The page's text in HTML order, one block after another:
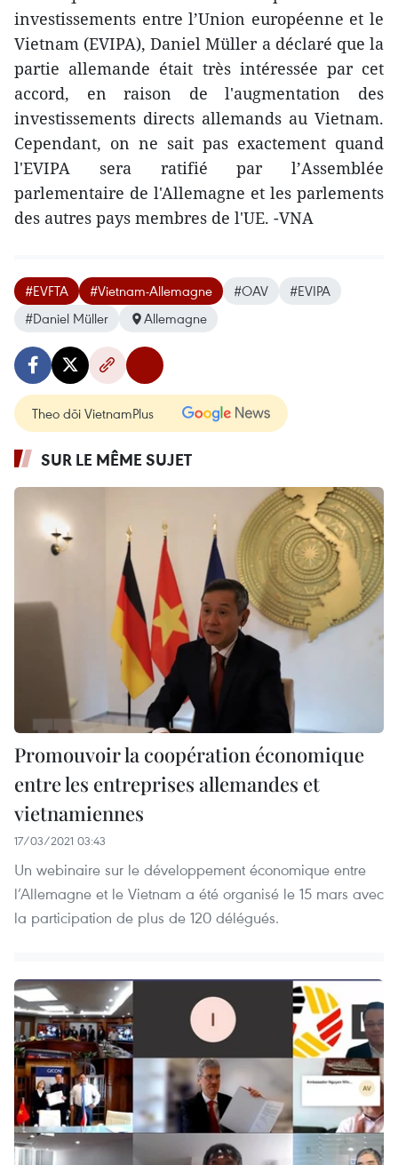
investissements entre l’Union européenne et le
Vietnam (EVIPA), Daniel Müller a déclaré que la
partie allemande était très intéressée par cet
accord, en raison de l'augmentation des
investissements directs allemands au Vietnam.
Cependant, on ne sait pas exactement quand
l'EVIPA sera ratifié par l’Assemblée
parlementaire de l'Allemagne et les parlements
des autres pays membres de l'UE. -VNA
#EVFTA #Vietnam-Allemagne #OAV
#EVIPA
#Daniel Müller
Allemagne
Theo dõi VietnamPlus
SUR LE MÊME SUJET
Promouvoir la coopération économique
entre les entreprises allemandes et
vietnamiennes
17/03/2021 03:43
Un webinaire sur le développement économique entre
l’Allemagne et le Vietnam a été organisé le 15 mars avec
la participation de plus de 120 délégués.